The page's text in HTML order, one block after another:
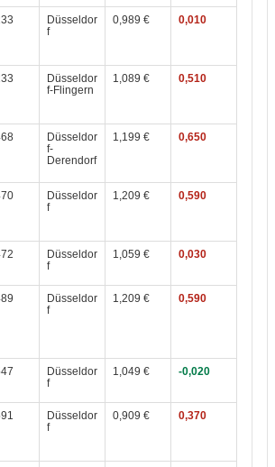
Düsseldor
f
0,989 € 0,010
Düsseldor
f-Flingern
1,089 € 0,510
Düsseldor
f-
Derendorf
1,199 € 0,650
Düsseldor
f
1,209 € 0,590
Düsseldor
f
1,059 € 0,030
Düsseldor
f
1,209 € 0,590
Düsseldor
f
1,049 € -0,020
Düsseldor
f
0,909 € 0,370